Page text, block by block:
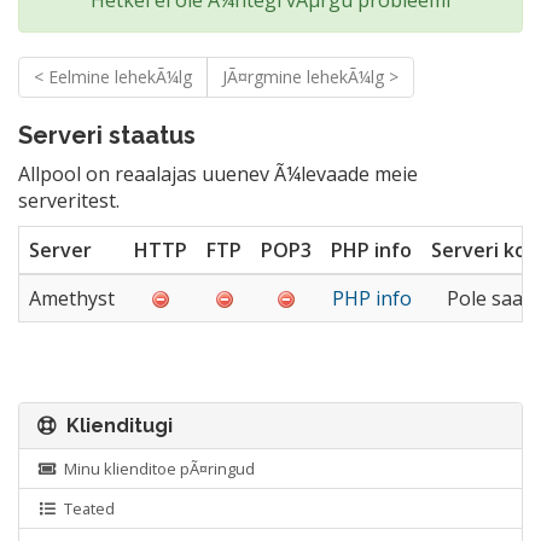
< Eelmine lehekÃ¼lg JÃ¤rgmine lehekÃ¼lg >
Serveri staatus
Allpool on reaalajas uuenev Ã¼levaade meie
serveritest.
Server
HTTP FTP POP3 PHP info
Serveri
Amethyst
PHP info Pole
Klienditugi
Minu klienditoe pÃ¤ringud
Teated